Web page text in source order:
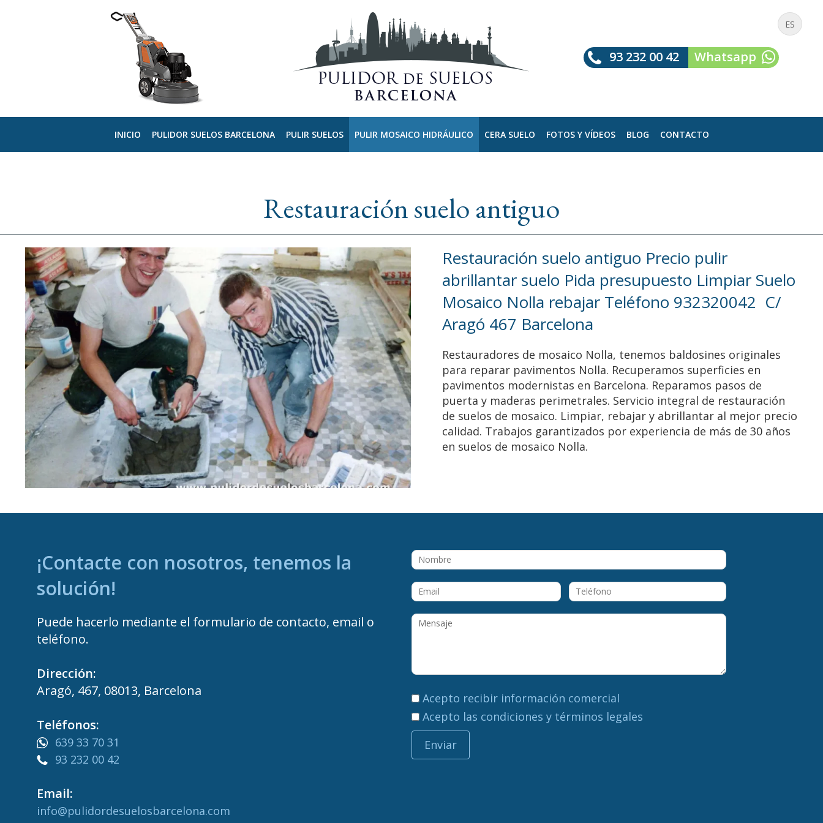
ES
93 232 00 42 Whatsapp
INICIO PULIDOR SUELOS BARCELONA PULIR SUELOS PULIR MOSAICO HIDRÁULICO CERA SUELO FOTOS Y VÍDEOS BLOG CONTACTO
Restauración suelo antiguo
Restauración suelo antiguo Precio pulir
abrillantar suelo Pida presupuesto Limpiar Suelo
Mosaico Nolla rebajar Teléfono 932320042 C/
Aragó 467 Barcelona
Restauradores de mosaico Nolla, tenemos baldosines originales
para reparar pavimentos Nolla. Recuperamos superficies en
pavimentos modernistas en Barcelona. Reparamos pasos de
puerta y maderas perimetrales. Servicio integral de restauración
de suelos de mosaico. Limpiar, rebajar y abrillantar al mejor precio
calidad. Trabajos garantizados por experiencia de más de 30 años
en suelos de mosaico Nolla.
¡Contacte con nosotros, tenemos la
solución!
Puede hacerlo mediante el formulario de contacto, email o
teléfono.
Dirección:
Aragó, 467, 08013, Barcelona
Teléfonos:
639 33 70 31
93 232 00 42
Email:
info@pulidordesuelosbarcelona.com
Acepto recibir información comercial
Acepto las condiciones y términos legales
Enviar